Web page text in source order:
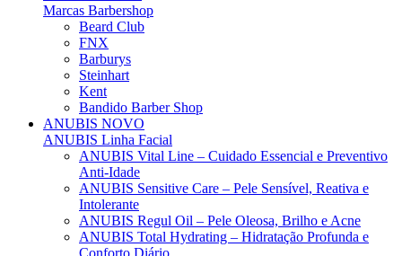
Marcas Barbershop
Beard Club
FNX
Barburys
Steinhart
Kent
Bandido Barber Shop
ANUBIS NOVO
ANUBIS Linha Facial
ANUBIS Vital Line – Cuidado Essencial e Preventivo
Anti-Idade
ANUBIS Sensitive Care – Pele Sensível, Reativa e
Intolerante
ANUBIS Regul Oil – Pele Oleosa, Brilho e Acne
ANUBIS Total Hydrating – Hidratação Profunda e
Conforto Diário